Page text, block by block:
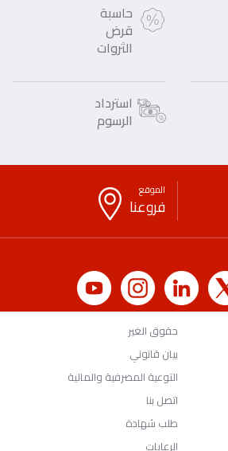
حاسبة
قرض
الثروات
استرداد
الرسوم
الموقع
فروعنا
حقوق الغير
بيان قانوني
التوعية المصرفية والمالية
اتصل بنا
طلب شهادة
الرعايات